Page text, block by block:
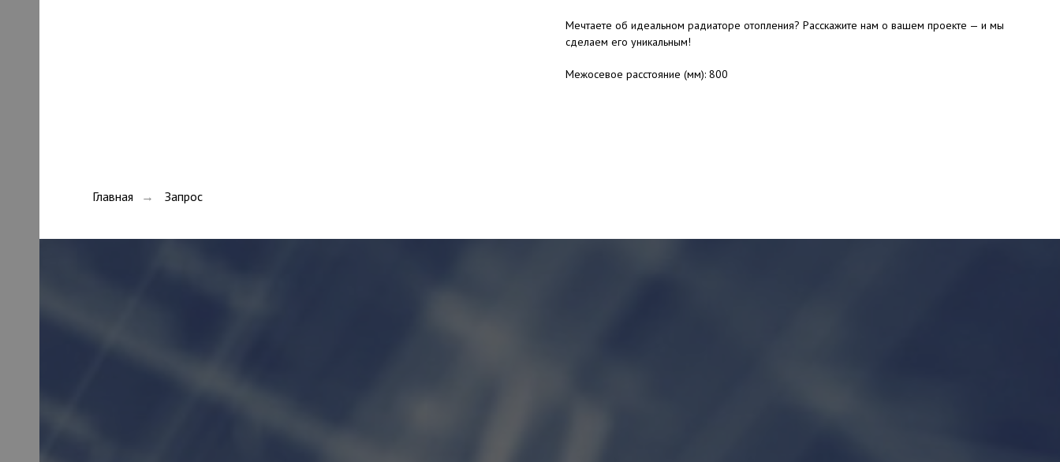
Мечтаете об идеальном радиаторе отопления? Расскажите нам о вашем проекте — и мы
сделаем его уникальным!
Межосевое расстояние (мм): 800
Главная → Запрос